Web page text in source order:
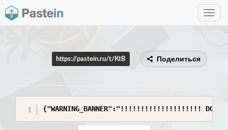
Toggle
https://pastein.ru/t/KtB Поделиться
{"WARNING_BANNER":"!!!!!!!!!!!!!!!!!!!! DO NOT